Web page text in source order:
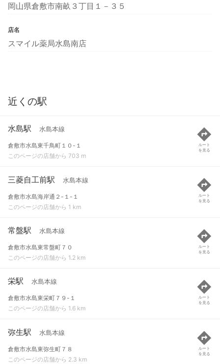
岡山県倉敷市南畝３丁目１－３５
店名
スマイル薬局水島南店
近くの駅
水島駅 水島本線
倉敷市水島東千鳥町１０-１
このページの店舗から 703 m
ルート
を見る
三菱自工前駅 水島本線
倉敷市水島海岸通２-１-１
このページの店舗から 1 km
ルート
を見る
常盤駅 水島本線
倉敷市水島東常盤町７０
このページの店舗から 1.2 km
ルート
を見る
栄駅 水島本線
倉敷市水島東栄町７９-１
このページの店舗から 1.6 km
ルート
を見る
弥生駅 水島本線
倉敷市水島東弥生町７８
このページの店舗から 2.3 km
ルート
を見る